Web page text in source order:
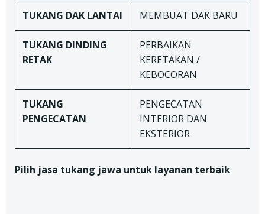
TUKANG DAK LANTAI MEMBUAT DAK BARU
TUKANG DINDING
RETAK
PERBAIKAN
KERETAKAN /
KEBOCORAN
TUKANG
PENGECATAN
PENGECATAN
INTERIOR DAN
EKSTERIOR
Pilih jasa tukang jawa untuk layanan terbaik